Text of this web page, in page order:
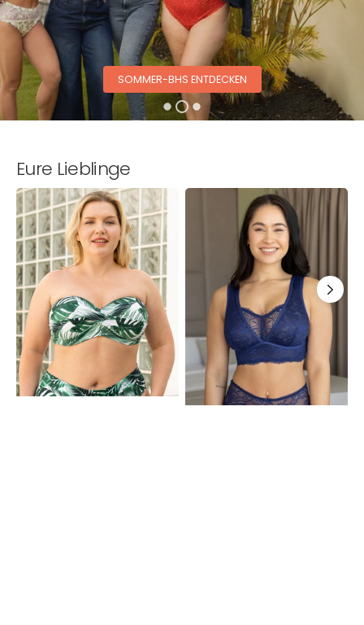
SOMMER-BHS ENTDECKEN
Eure Lieblinge
Multiway-
Bikini-
Top
Monaco
Bali
Bralette